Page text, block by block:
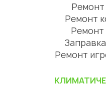
Ремонт
Ремонт
Ремонт
Ремонт